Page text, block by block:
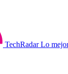
TechRadar Lo